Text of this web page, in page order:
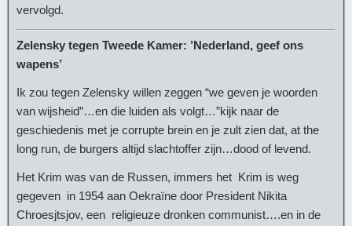
vervolgd.
Zelensky tegen Tweede Kamer: ’Nederland, geef ons
wapens’
Ik zou tegen Zelensky willen zeggen “we geven je woorden
van wijsheid”…en die luiden als volgt…”kijk naar de
geschiedenis met je corrupte brein en je zult zien dat, at the
long run, de burgers altijd slachtoffer zijn…dood of levend.
Het Krim was van de Russen, immers het Krim is weg
gegeven in 1954 aan Oekraïne door President Nikita
Chroesjtsjov, een religieuze dronken communist….en in de